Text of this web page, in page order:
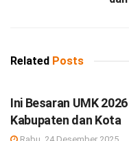
Related Posts
Ini Besaran UMK
Kabupaten dan Kota